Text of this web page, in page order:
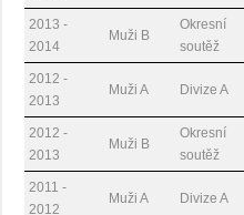
2013 -
2014
Muži B
Okresní
soutěž
2012 -
2013
Muži A Divize A
2012 -
2013
Muži B
Okresní
soutěž
2011 -
2012
Muži A Divize A